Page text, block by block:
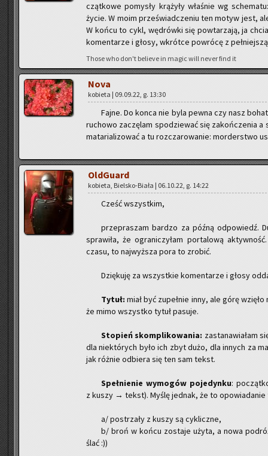
cząt­ko­we po­my­sły krą­ży­ły wła­śnie wg
życie. W moim prze­świad­cze­niu ten motyw jest,
W końcu to cykl, wę­drów­ki się po­wta­rza­ją, ja
ko­men­ta­rze i głosy, wkrót­ce po­wró­cę z
Those who don't be­lie­ve in magic will never find it
Nova
ko­bie­ta | 09.09.22, g. 13:30
Fajne. Do konca nie byla pewna czy nasz
ru­cho­wo za­czę­lam spo­dzie­wać się za­koń­cze­nia
ma­ta­ria­li­zo­wać a tu roz­cza­ro­wa­nie: mor­der­stwo
Old­Gu­ard
ko­bie­ta, Biel­sko-Bia­ła | 06.10.22, g. 14:22
Cześć wszyst­kim,
prze­pra­szam bar­dzo za późną od­po­wiedź.
spra­wi­ła, że ogra­ni­czy­łam por­ta­lo­wą
czasu, to naj­wyż­sza pora to zro­bić.
Dzię­ku­ję za wszyst­kie ko­men­ta­rze i głosy
Tytuł: miał być zu­peł­nie inny, ale górę
że mimo wszyst­ko tytuł pa­su­je.
Sto­pień skom­pli­ko­wa­nia: za­sta­na­wia­łam
dla nie­któ­rych było ich zbyt dużo, dla in­nych za
jak róż­nie od­bie­ra się ten sam tekst.
Speł­nie­nie wy­mo­gów po­je­dyn­ku:
z kuszy → tekst). Myślę jed­nak, że to
a/ po­strza­ły z kuszy są cy­klicz­ne,
b/ broń w końcu zo­sta­je użyta, a nowa
ślać :))